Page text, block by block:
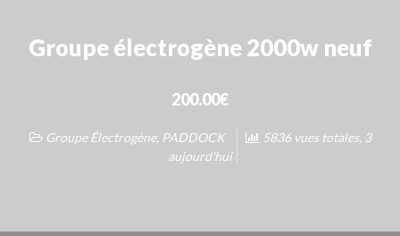
Groupe électrogène 2000w neuf
200.00€
Groupe Électrogène, PADDOCK
5836 vues totales, 3
aujourd'hui